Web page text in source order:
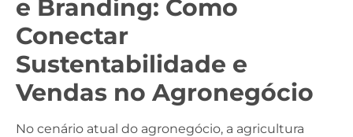
e Branding: Como
Conectar
Sustentabilidade e
Vendas no Agronegócio
No cenário atual do agronegócio, a agricultura